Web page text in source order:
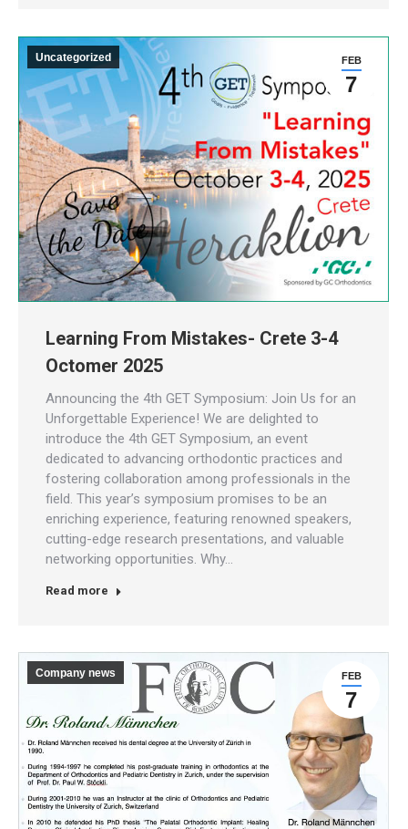
FEB
7
Uncategorized
Learning From Mistakes- Crete 3-4
Octomer 2025
Announcing the 4th GET Symposium: Join Us for an
Unforgettable Experience! We are delighted to
introduce the 4th GET Symposium, an event
dedicated to advancing orthodontic practices and
fostering collaboration among professionals in the
field. This year’s symposium promises to be an
enriching experience, featuring renowned speakers,
cutting-edge research presentations, and valuable
networking opportunities. Why…
Read more
FEB
7
Company news